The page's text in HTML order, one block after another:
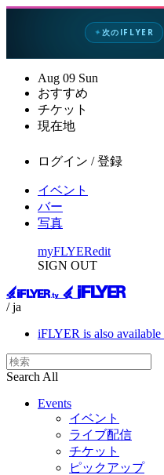
✦次のIFLYER
Aug 09 Sun
おすすめ
チケット
現在地
ログイン / 登録
イベント
バー
写真
myFLYERedit
SIGN OUT
/ ja
iFLYER is also
Search All
Events
イベント
ライブ配信
チケット
ピックアップ